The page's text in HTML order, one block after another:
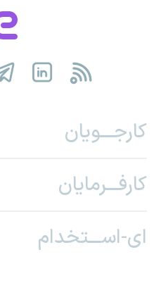
برای کسب اطلاعات کامل درباره
را ببینید.
کار و درآمد فیزیوتراپ آشنا
با استفاده ازرزومه ساز«ای-
کارجـــویان
کارفـــرمایان
ای-اســـتخدام